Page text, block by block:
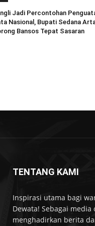
Jadi Percontohan
Nasional, Bupati Sedana
Bansos Tepat Sasaran
TENTANG KAMI
Inspirasi utama bagi
Dewata! Sebagai
menghadirkan berita